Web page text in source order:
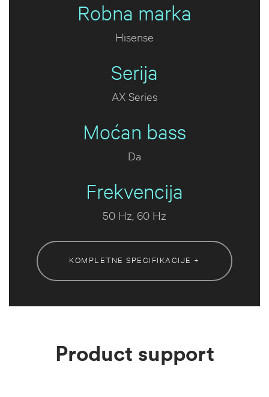
Robna marka
Hisense
Serija
AX Series
Moćan bass
Da
Frekvencija
50 Hz, 60 Hz
KOMPLETNE SPECIFIKACIJE +
Product support